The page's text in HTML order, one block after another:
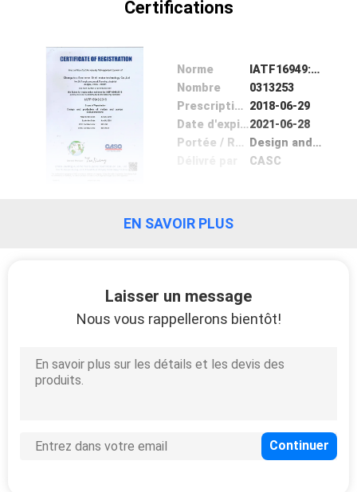
Certifications
Norme
IATF16949:2016
Nombre
0313253
Prescription Date 2018-06-29
Date d'expiration2021-06-28
Portée / Range
Design and production of motors and pumps
CASC
EN SAVOIR PLUS
Laisser un message
Nous vous rappellerons bientôt!